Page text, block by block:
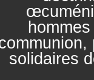
solidaires